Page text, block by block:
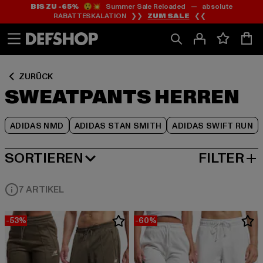
Zum
Inhalt
springen
Zum
Fußzeile
springen
BIS ZU -65%😲💥 Summer Sale Reloaded — absolute
RABATTESKALATION ❯❯ ZUM SALE ❮❮
ZURÜCK
SWEATPANTS HERREN
ADIDAS NMD ADIDAS STAN SMITH ADIDAS SWIFT RUN
Zum
Produktraster
springen
SORTIEREN
BELIEBTESTE FILTER
7 ARTIKEL
-53% -60%